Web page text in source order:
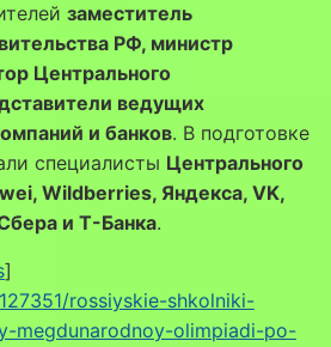
заместитель
РФ, министр
Центрального
ведущих
и банков. В подготовке
специалисты Центрального
Wildberries, Яндекса, VK,
и Т-Банка.
]
rossiyskie-shkolniki-
megdunarodnoy-olimpiadi-po-